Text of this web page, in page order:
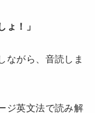
ょ！」
ながら、音読しま
ジ英文法で読み解